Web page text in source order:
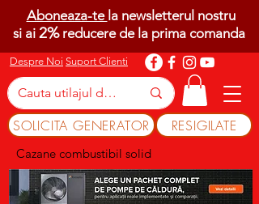
Despre Noi Suport Clienti
SOLICITA GENERATOR RESIGILATE
Cazane combustibil solid
Aboneaza-te la newsletterul nostru
si ai 2%reducere de la prima comanda